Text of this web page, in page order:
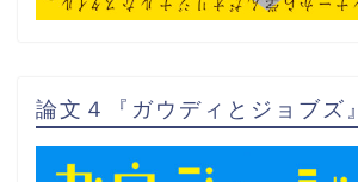
論文４『ガウディとジョブズ』